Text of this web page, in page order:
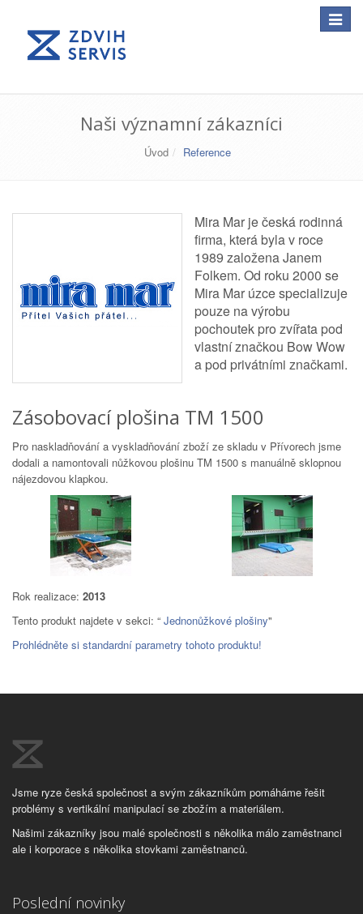
Toggle
Naši významní zákazníci
Úvod Reference
Mira Mar je česká rodinná
firma, která byla v roce
1989 založena Janem
Folkem. Od roku 2000 se
Mira Mar úzce specializuje
pouze na výrobu
pochoutek pro zvířata pod
vlastní značkou Bow Wow
a pod privátními značkami.
Zásobovací plošina TM 1500
Pro naskladňování a vyskladňování zboží ze skladu v Přívorech jsme
dodali a namontovali nůžkovou plošinu TM 1500 s manuálně sklopnou
nájezdovou klapkou.
Rok realizace: 2013
Tento produkt najdete v sekci: “ Jednonůžkové plošiny"
Prohlédněte si standardní parametry tohoto produktu!
Jsme ryze česká společnost a svým zákazníkům pomáháme řešit
problémy s vertikální manipulací se zbožím a materiálem.
Našimi zákazníky jsou malé společnosti s několika málo zaměstnanci
ale i korporace s několika stovkami zaměstnanců.
Poslední novinky